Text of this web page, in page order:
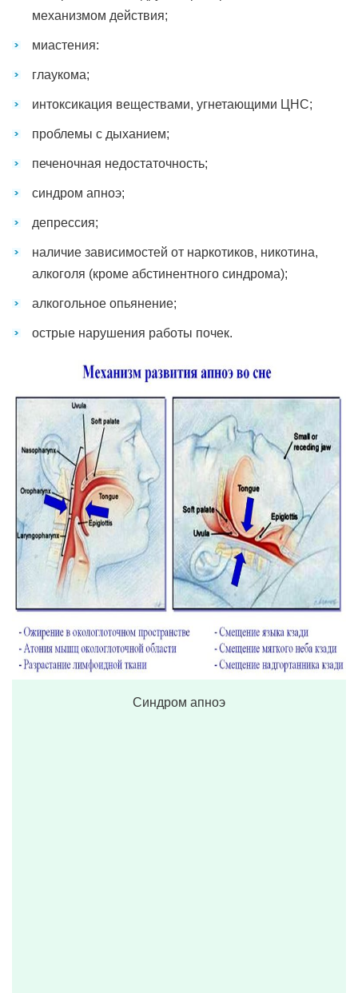
механизмом действия;
миастения:
глаукома;
интоксикация веществами, угнетающими ЦНС;
проблемы с дыханием;
печеночная недостаточность;
синдром апноэ;
депрессия;
наличие зависимостей от наркотиков, никотина,
алкоголя (кроме абстинентного синдрома);
алкогольное опьянение;
острые нарушения работы почек.
Синдром апноэ